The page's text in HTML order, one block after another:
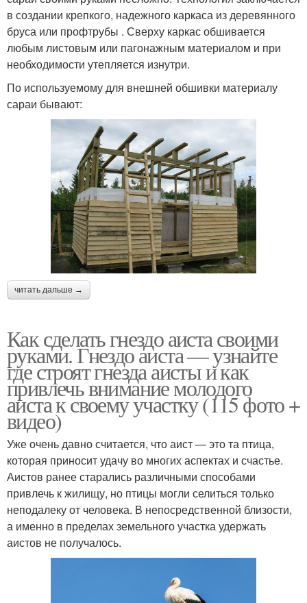
в создании крепкого, надежного каркаса из деревянного
бруса или профтрубы . Сверху каркас обшивается
любым листовым или пагонажным материалом и при
необходимости утепляется изнутри.
По используемому для внешней обшивки материалу
сараи бывают:
читать дальше →
Как сделать гнездо аиста своими
руками. Гнездо аиста — узнайте
где строят гнезда аисты и как
привлечь внимание молодого
аиста к своему участку (115 фото +
видео)
Уже очень давно считается, что аист — это та птица,
которая приносит удачу во многих аспектах и счастье.
Аистов ранее старались различными способами
привлечь к жилищу, но птицы могли селиться только
неподалеку от человека. В непосредственной близости,
а именно в пределах земельного участка удержать
аистов не получалось.